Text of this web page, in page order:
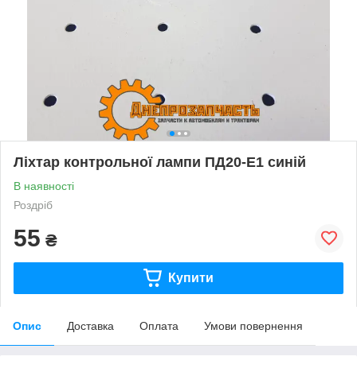
Ліхтар контрольної лампи ПД20-Е1 синій
В наявності
Роздріб
55 ₴
Купити
Опис Доставка Оплата Умови повернення